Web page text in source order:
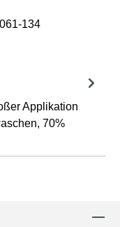
134
Applikation
70%